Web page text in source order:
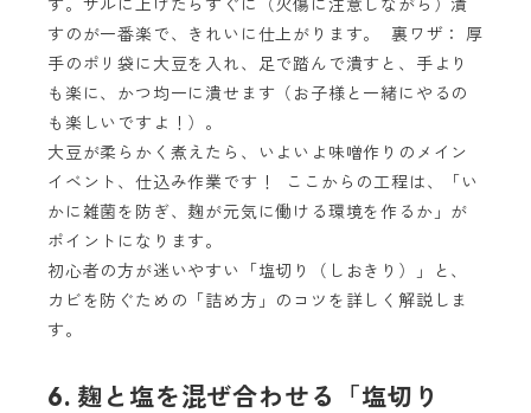
すのが一番楽で、きれいに仕上がります。 裏ワザ： 厚
手のポリ袋に大豆を入れ、足で踏んで潰すと、手より
も楽に、かつ均一に潰せます（お子様と一緒にやるの
も楽しいですよ！）。
大豆が柔らかく煮えたら、いよいよ味噌作りのメイン
イベント、仕込み作業です！ ここからの工程は、「い
かに雑菌を防ぎ、麹が元気に働ける環境を作るか」が
ポイントになります。
初心者の方が迷いやすい「塩切り（しおきり）」と、
カビを防ぐための「詰め方」のコツを詳しく解説しま
す。
6. 麹と塩を混ぜ合わせる「塩切り